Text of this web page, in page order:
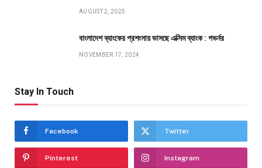
AUGUST 2, 2025
বাংলাদেশ ব্যাংকের প্রশংসায় ভাসছে এক্সিম ব্যাংক : গভর্নর
NOVEMBER 17, 2024
Stay In Touch
Facebook Twitter
Pinterest Instagram